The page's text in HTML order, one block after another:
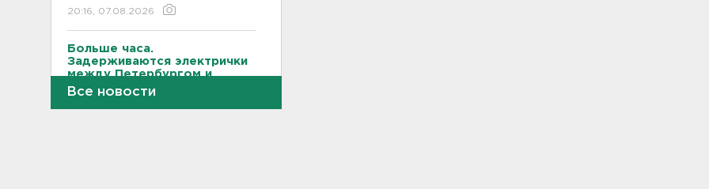
20:16, 07.08.2026
Больше часа.
Задерживаются электрички
между Петербургом и
Ленобластью
Все новости